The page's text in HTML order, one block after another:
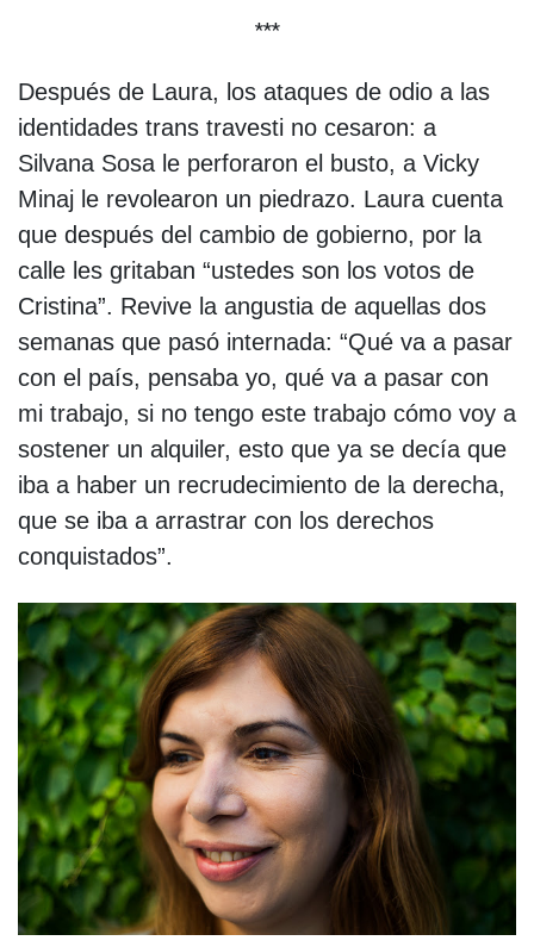
***
Después de Laura, los ataques de odio a las
identidades trans travesti no cesaron: a
Silvana Sosa le perforaron el busto, a Vicky
Minaj le revolearon un piedrazo. Laura cuenta
que después del cambio de gobierno, por la
calle les gritaban “ustedes son los votos de
Cristina”. Revive la angustia de aquellas dos
semanas que pasó internada: “Qué va a pasar
con el país, pensaba yo, qué va a pasar con
mi trabajo, si no tengo este trabajo cómo voy a
sostener un alquiler, esto que ya se decía que
iba a haber un recrudecimiento de la derecha,
que se iba a arrastrar con los derechos
conquistados”.